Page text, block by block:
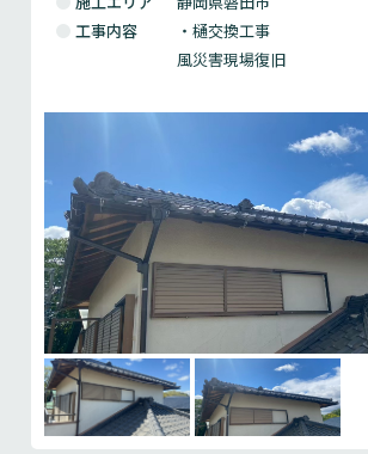
工事内容
・樋交換工事
風災害現場復旧